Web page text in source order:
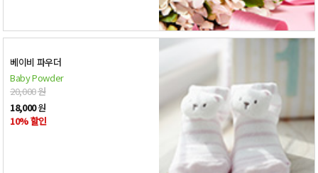
베이비 파우더
Baby Powder
20,000원
18,000원
10% 할인